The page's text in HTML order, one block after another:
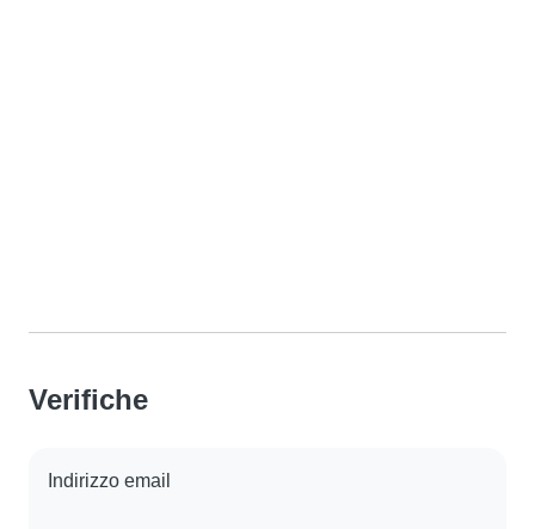
Verifiche
Indirizzo email